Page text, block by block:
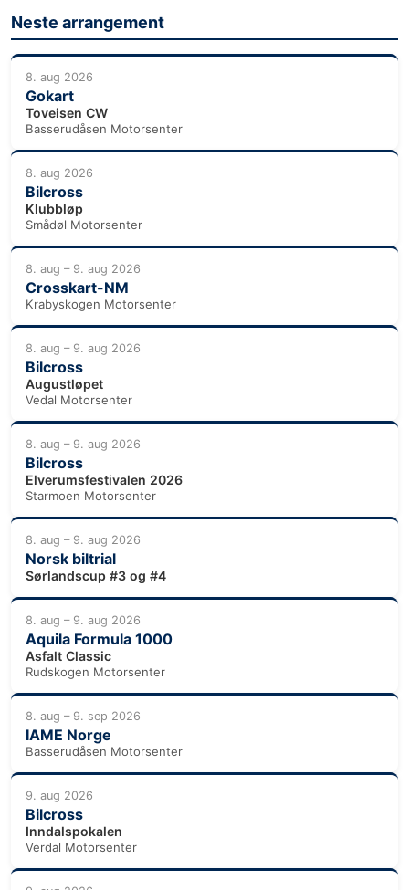
Neste arrangement
8. aug 2026
Gokart
Toveisen CW
Basserudåsen Motorsenter
8. aug 2026
Bilcross
Klubbløp
Smådøl Motorsenter
8. aug – 9. aug 2026
Crosskart-NM
Krabyskogen Motorsenter
8. aug – 9. aug 2026
Bilcross
Augustløpet
Vedal Motorsenter
8. aug – 9. aug 2026
Bilcross
Elverumsfestivalen 2026
Starmoen Motorsenter
8. aug – 9. aug 2026
Norsk biltrial
Sørlandscup #3 og #4
8. aug – 9. aug 2026
Aquila Formula 1000
Asfalt Classic
Rudskogen Motorsenter
8. aug – 9. sep 2026
IAME Norge
Basserudåsen Motorsenter
9. aug 2026
Bilcross
Inndalspokalen
Verdal Motorsenter